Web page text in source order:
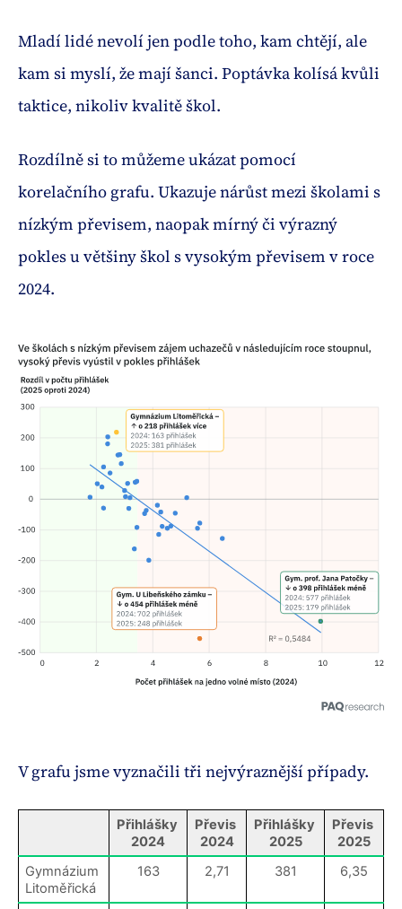
Mladí lidé nevolí jen podle toho, kam chtějí, ale
kam si myslí, že mají šanci. Poptávka kolísá kvůli
taktice, nikoliv kvalitě škol.
Rozdílně si to můžeme ukázat pomocí
korelačního grafu. Ukazuje nárůst mezi školami s
nízkým převisem, naopak mírný či výrazný
pokles u většiny škol s vysokým převisem v roce
2024.
V grafu jsme vyznačili tři nejvýraznější případy.
Přihlášky
2024
Převis
2024
Přihlášky
2025
Převis
2025
Gymnázium
Litoměřická
163 2,71 381 6,35